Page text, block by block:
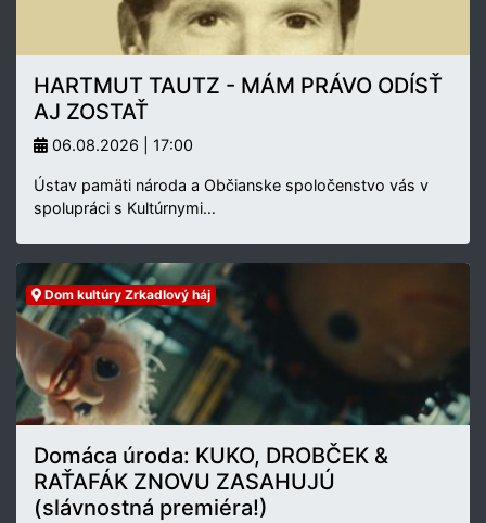
HARTMUT TAUTZ - MÁM PRÁVO ODÍSŤ
AJ ZOSTAŤ
06.08.2026 | 17:00
Ústav pamäti národa a Občianske spoločenstvo vás v
spolupráci s Kultúrnymi…
Dom kultúry Zrkadlový háj
Domáca úroda: KUKO, DROBČEK &
RAŤAFÁK ZNOVU ZASAHUJÚ
(slávnostná premiéra!)